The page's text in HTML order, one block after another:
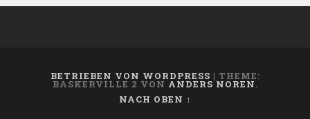
BETRIEBEN VON WORDPRESS | THEME:
BASKERVILLE 2 VON ANDERS NOREN.
NACH OBEN ↑